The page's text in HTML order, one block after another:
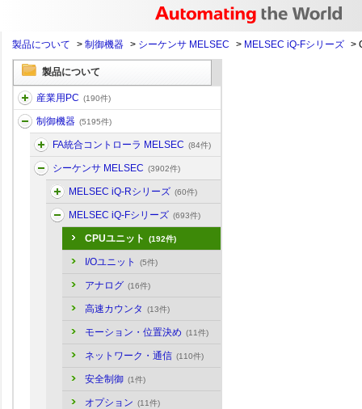
製品について > 制御機器 > シーケンサ MELSEC > MELSEC iQ-Fシリーズ >
製品について
産業用PC (190件)
制御機器 (5195件)
FA統合コントローラ MELSEC (84件)
シーケンサ MELSEC (3902件)
MELSEC iQ-Rシリーズ (60件)
MELSEC iQ-Fシリーズ (693件)
CPUユニット (192件)
I/Oユニット (5件)
アナログ (16件)
高速カウンタ (13件)
モーション・位置決め (11件)
ネットワーク・通信 (110件)
安全制御 (1件)
オプション (11件)